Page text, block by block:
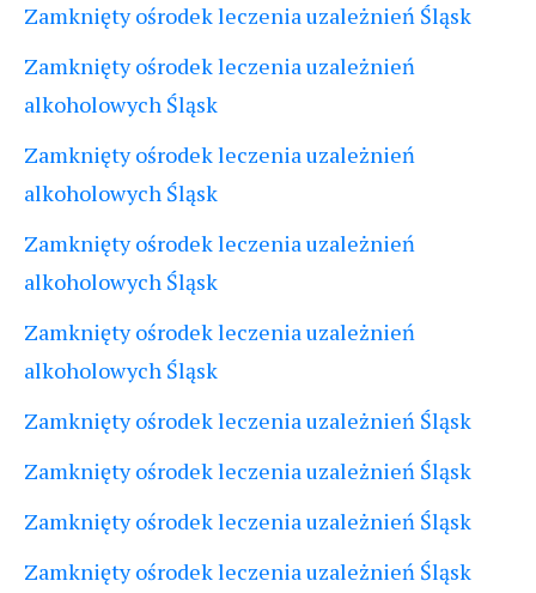
Zamknięty ośrodek leczenia uzależnień Śląsk
Zamknięty ośrodek leczenia uzależnień
alkoholowych Śląsk
Zamknięty ośrodek leczenia uzależnień
alkoholowych Śląsk
Zamknięty ośrodek leczenia uzależnień
alkoholowych Śląsk
Zamknięty ośrodek leczenia uzależnień
alkoholowych Śląsk
Zamknięty ośrodek leczenia uzależnień Śląsk
Zamknięty ośrodek leczenia uzależnień Śląsk
Zamknięty ośrodek leczenia uzależnień Śląsk
Zamknięty ośrodek leczenia uzależnień Śląsk